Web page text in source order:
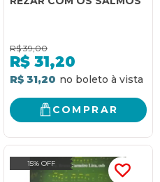
R$ 39,00
R$ 31,20
R$ 31,20
COMPRAR
15% OFF